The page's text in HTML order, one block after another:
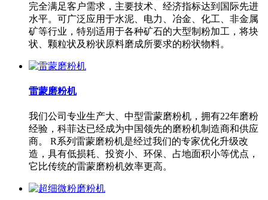
完全满足客户需求，主要技术、经济指标达到国际先进
水平。可广泛应用于水泥、电力、冶金、化工、非金属
矿等行业，特别适用于各种矿石的大型制粉加工，将块
状、颗粒状及粉状原料磨成所要求的粉状物料。
雷蒙磨粉机
我们公司专业生产大、中型雷蒙磨粉机，拥有22年磨粉
经验，科菲达已经成为中国领先的磨粉机制造商和供应
商。 R系列雷蒙磨粉机是经过我们的专家优化升级改
造，具有低损耗、投资小、环保、占地面积小等优点，
它比传统的雷蒙磨粉机效率更高。